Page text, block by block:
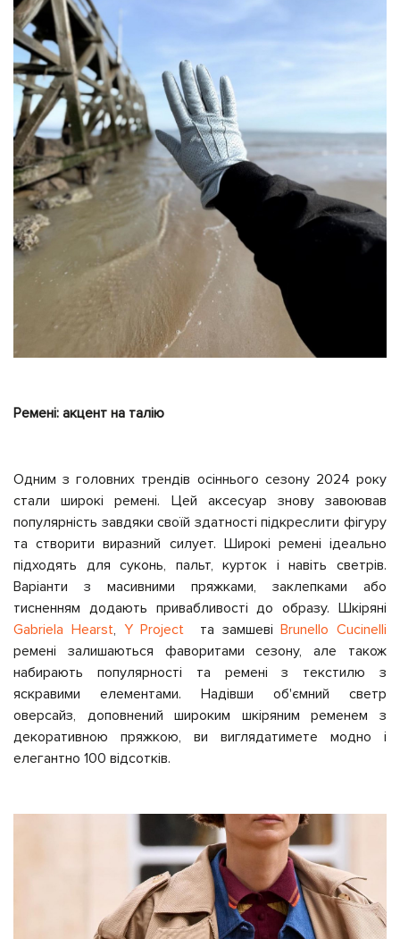
Ремені: акцент на талію
Одним з головних трендів осіннього сезону 2024 року
стали широкі ремені. Цей аксесуар знову завоював
популярність завдяки своїй здатності підкреслити фігуру
та створити виразний силует. Широкі ремені ідеально
підходять для суконь, пальт, курток і навіть светрів.
Варіанти з масивними пряжками, заклепками або
тисненням додають привабливості до образу. Шкіряні
Gabriela Hearst, Y Project та замшевіBrunello Cucinelli
ремені залишаються фаворитами сезону, але також
набирають популярності та ремені з текстилю з
яскравими елементами. Надівши об'ємний светр
оверсайз, доповнений широким шкіряним ременем з
декоративною пряжкою, ви виглядатимете модно і
елегантно 100 відсотків.